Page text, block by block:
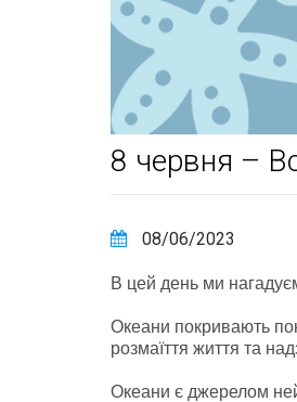
8 червня –
08/06/2023
В цей день ми
Океани покривають
розмаїття життя та
Океани є джерелом